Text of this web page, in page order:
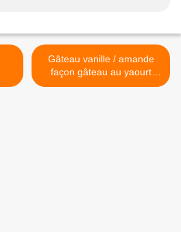
Gâteau vanille / amande
façon gâteau au yaourt
sans gluten / sans lactose,